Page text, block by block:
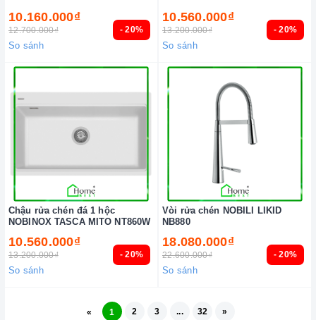
- 20%
10.160.000₫
12.700.000₫
So sánh
- 20%
10.560.000₫
13.200.000₫
So sánh
- 20%
Chậu rửa chén đá 1 hộc
NOBINOX TASCA MITO NT860W
10.560.000₫
13.200.000₫
So sánh
- 20%
Vòi rửa chén NOBILI LIKID
NB880
18.080.000₫
22.600.000₫
So sánh
« 1 2 3 ... 32 »